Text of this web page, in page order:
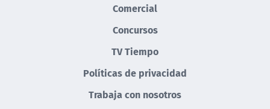
Comercial
Concursos
TV Tiempo
Políticas de privacidad
Trabaja con nosotros